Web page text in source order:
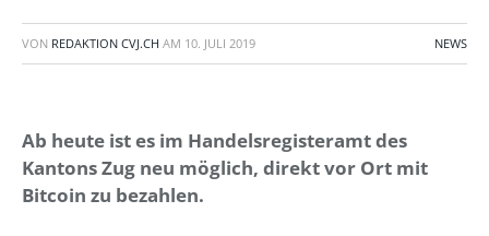
VON REDAKTION CVJ.CH AM 10. JULI 2019 NEWS
Ab heute ist es im Handelsregisteramt des
Kantons Zug neu möglich, direkt vor Ort mit
Bitcoin zu bezahlen.